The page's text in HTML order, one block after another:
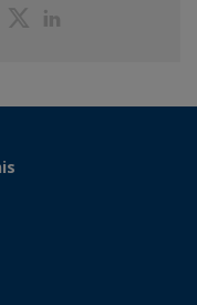
PartagerPartager